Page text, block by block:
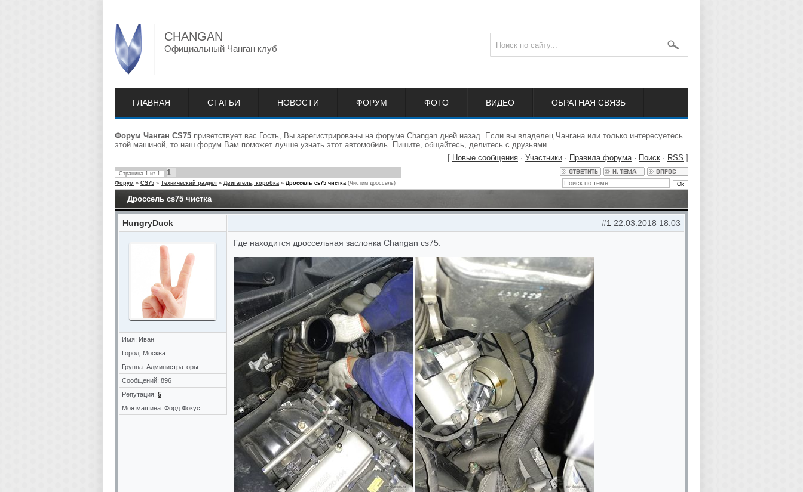
CHANGAN
Официальный Чанган клуб
ГЛАВНАЯ СТАТЬИ НОВОСТИ ФОРУМ ФОТО ВИДЕО ОБРАТНАЯ СВЯЗЬ
Форум Чанган CS75 приветствует вас Гость, Вы зарегистрированы на форуме Changan дней назад. Если вы владелец Чангана или только интересуетесь
этой машиной, то наш форум Вам поможет лучше узнать этот автомобиль. Пишите, общайтесь, делитесь с друзьями.
[ Новые сообщения · Участники · Правила форума· Поиск · RSS ]
Страница 1 из 1 1
Форум » CS75 » Технический раздел » Двигатель, коробка » Дроссель cs75 чистка (Чистим дроссель)
Дроссель cs75 чистка
HungryDuck
Имя: Иван
Город: Москва
Группа: Администраторы
Сообщений: 896
Репутация: 5
Моя машина: Форд Фокус
#1 22.03.2018 18:03
Где находится дроссельная заслонка Changan cs75.